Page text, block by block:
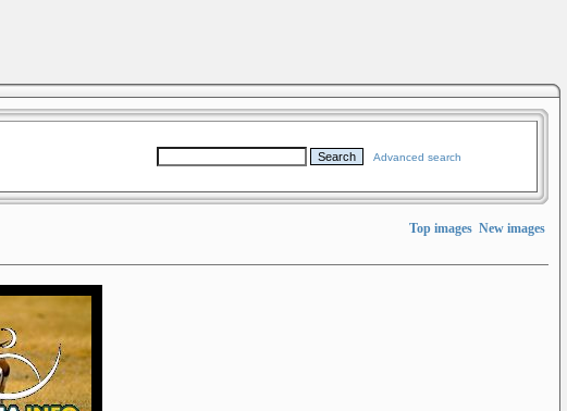
Advanced search
Top images New images